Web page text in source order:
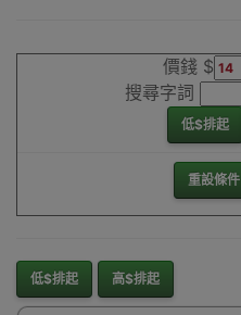
價錢 $
搜尋字詞
低$排起
重設條件
低$排起 高$排起